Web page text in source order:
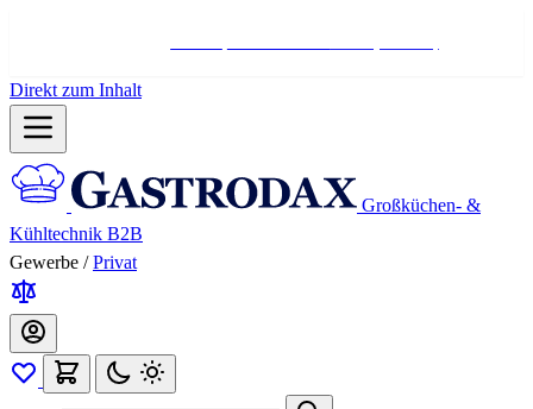
Direkt zum Inhalt
Großküchen- &
Kühltechnik B2B
Gewerbe / Privat